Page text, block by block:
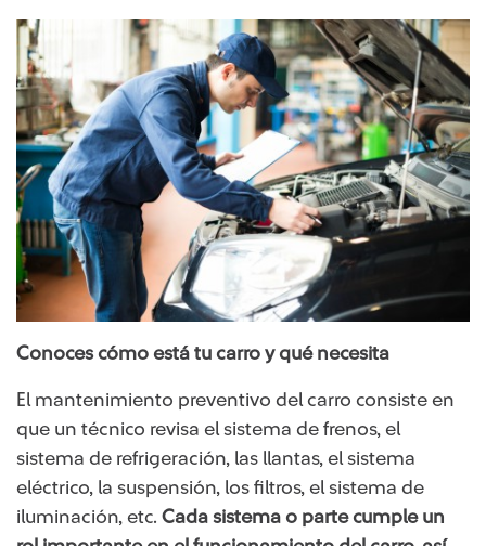
Conoces cómo está tu carro y qué necesita
El mantenimiento preventivo del carro consiste en
que un técnico revisa el sistema de frenos, el
sistema de refrigeración, las llantas, el sistema
eléctrico, la suspensión, los filtros, el sistema de
iluminación, etc. Cada sistema o parte cumple un